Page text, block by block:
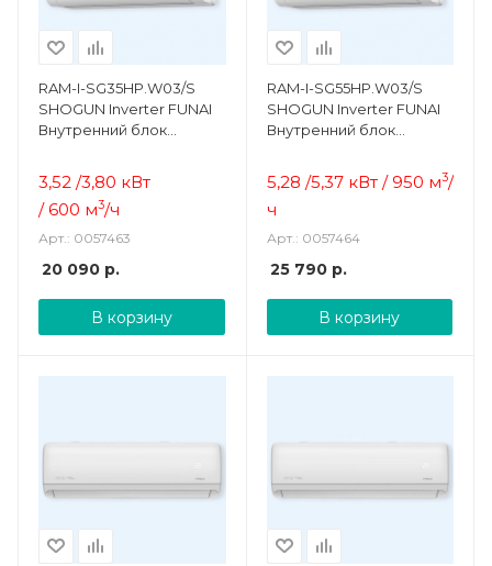
RAM-I-SG35HP.W03/S
SHOGUN Inverter FUNAI
Внутренний блок
3,52 /3,80 кВт
/ 600 м3/ч
Арт.: 0057463
20 090 р.
В корзину
RAM-I-SG55HP.W03/S
SHOGUN Inverter FUNAI
Внутренний блок
5,28 /5,37 кВт / 950 м3/
ч
Арт.: 0057464
25 790р.
В корзину